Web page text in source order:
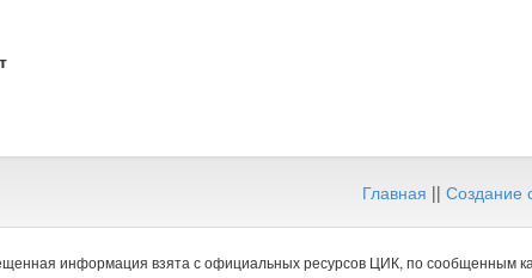
Главная || Создание
информация взята с официальных ресурсов ЦИК, по сообщенным